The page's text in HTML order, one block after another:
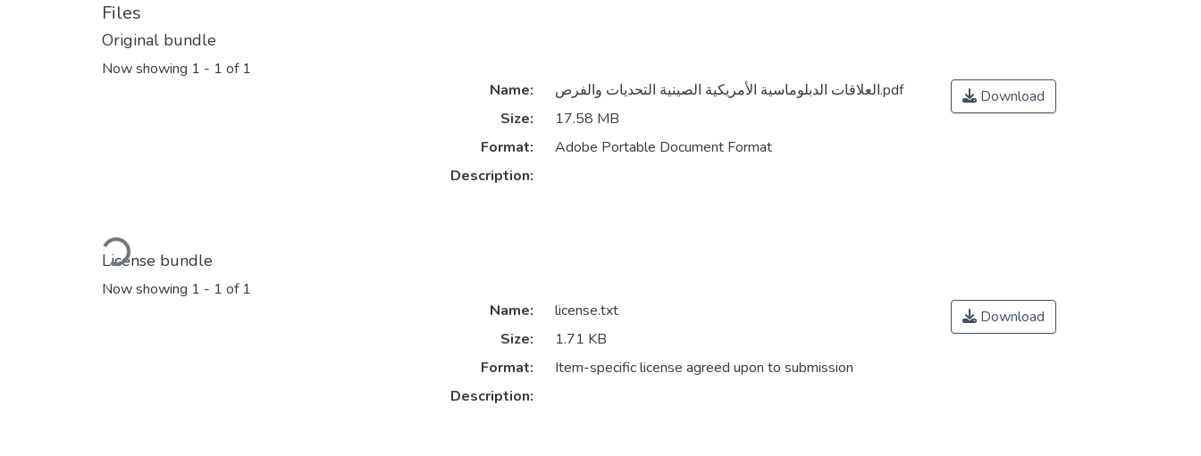
Files
Original bundle
Now showing 1 - 1 of 1
Loading...
Name:
العلاقات الدبلوماسية الأمريكية الصينية التحديات والفرص.pdf
Size:
17.58 MB
Format:
Adobe Portable Document Format
Description:
Download
License bundle
Now showing 1 - 1 of 1
Name:
license.txt
Size:
1.71 KB
Format:
Item-specific license agreed upon to submission
Description:
Download